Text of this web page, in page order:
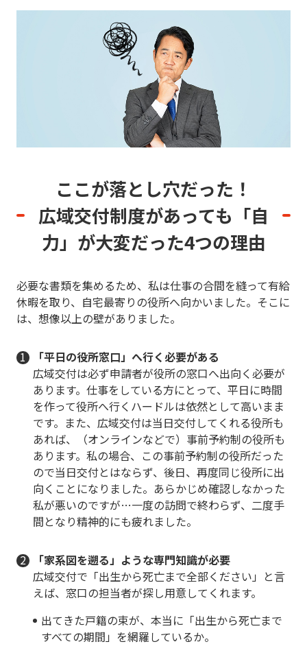
ここが落とし穴だった！
広域交付制度があっても「自
力」が大変だった4つの理由
必要な書類を集めるため、私は仕事の合間を縫って有給
休暇を取り、自宅最寄りの役所へ向かいました。そこに
は、想像以上の壁がありました。
「平日の役所窓口」へ行く必要がある
広域交付は必ず申請者が役所の窓口へ出向く必要が
あります。仕事をしている方にとって、平日に時間
を作って役所へ行くハードルは依然として高いまま
です。また、広域交付は当日交付してくれる役所も
あれば、（オンラインなどで）事前予約制の役所も
あります。私の場合、この事前予約制の役所だった
ので当日交付とはならず、後日、再度同じ役所に出
向くことになりました。あらかじめ確認しなかった
私が悪いのですが…一度の訪問で終わらず、二度手
間となり精神的にも疲れました。
「家系図を遡る」ような専門知識が必要
広域交付で「出生から死亡まで全部ください」と言
えば、窓口の担当者が探し用意してくれます。
出てきた戸籍の束が、本当に「出生から死亡まで
すべての期間」を網羅しているか。